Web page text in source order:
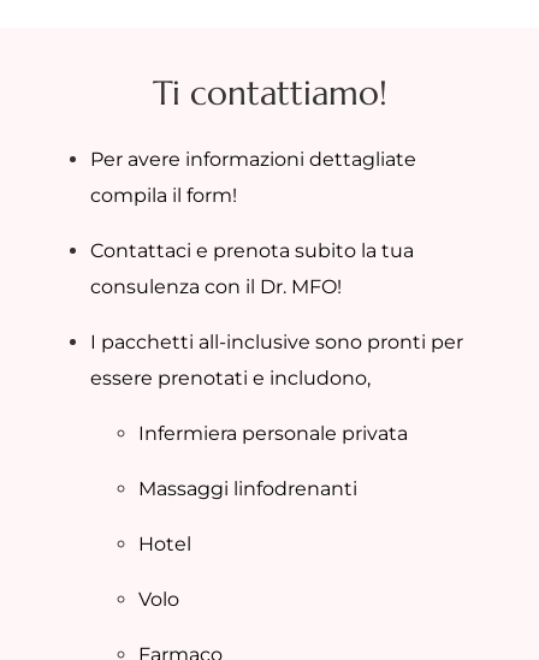
Ti contattiamo!
Per avere informazioni dettagliate
compila il form!
Contattaci e prenota subito la tua
consulenza con il Dr. MFO!
I pacchetti all-inclusive sono pronti per
essere prenotati e includono,
Infermiera personale privata
Massaggi linfodrenanti
Hotel
Volo
Farmaco